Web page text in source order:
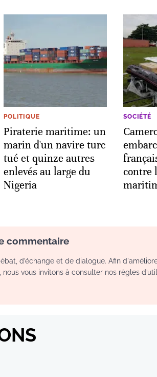
POLITIQUE
Piraterie maritime: un
marin d'un navire turc
tué et quinze autres
enlevés au large du
Nigeria
SOCIÉTÉ
contre
commentaire
d’échange et de dialogue. Afin
vous invitons à consulter nos règles